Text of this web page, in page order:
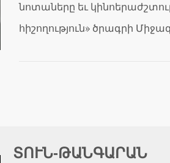
նոտաները եւ
հիշողություն» ծրագրի
ՏՈՒՆ-ԹԱՆԳԱՐԱՆ